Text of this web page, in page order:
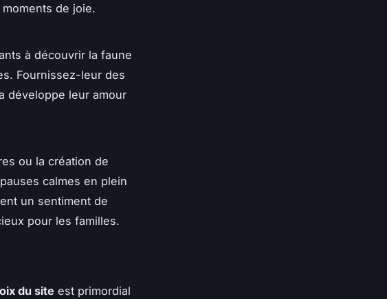
de joie.
à découvrir la faune
Fournissez-leur des
développe leur amour
ou la création de
calmes en plein
un sentiment de
pour les familles.
du site est primordial